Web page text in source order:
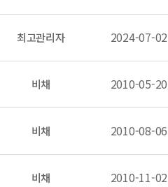
최고관리자 2024-07-02
비채 2010-05-20
비채 2010-08-06
비채 2010-11-02